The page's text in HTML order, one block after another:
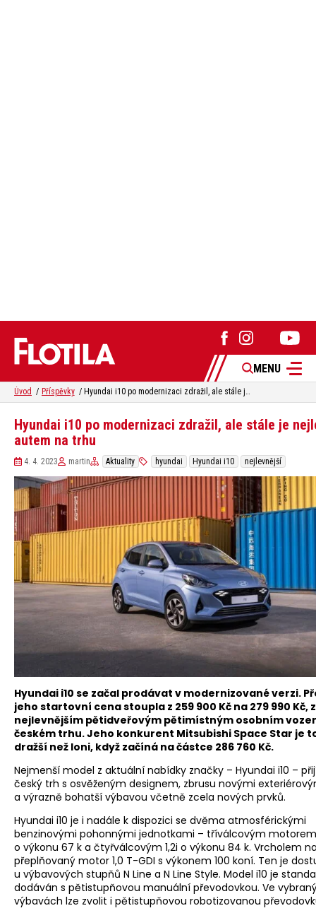
MENU
Úvod Příspěvky Hyundai i10 po modernizaci zdražil, ale stále je nejlevnějším autem na trhu
Hyundai i10 po modernizaci zdražil, ale stále je
autem na trhu
4. 4. 2023 martin Aktuality hyundai Hyundai i10 nejlevnější
Hyundai i10 se začal prodávat v modernizované verzi.
jeho startovní cena stoupla z 259 900 Kč na 279 990 Kč,
nejlevnějším pětidveřovým pětimístným osobním
českém trhu. Jeho konkurent Mitsubishi Space Star je
dražší než loni, když začíná na částce 286 760 Kč.
Nejmenší model z aktuální nabídky značky – Hyundai i10 –
český trh s osvěženým designem, zbrusu novými
a výrazně bohatší výbavou včetně zcela nových prvků.
Hyundai i10 je i nadále k dispozici se dvěma atmosférickými
benzinovými pohonnými jednotkami – tříválcovým motorem
o výkonu 67 k a čtyřválcovým 1,2i o výkonu 84 k. Vrcholem
přeplňovaný motor 1,0 T-GDI s výkonem 100 koní. Ten je
u výbavových stupňů N Line a N Line Style. Model i10 je
dodáván s pětistupňovou manuální převodovkou. Ve
výbavách lze zvolit i pětistupňovou robotizovanou